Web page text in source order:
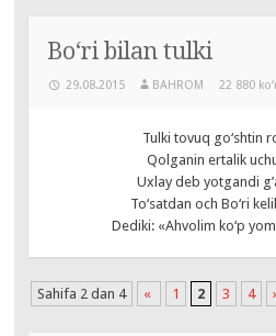
Bo‘ri bilan tulki
29.08.2015 BAHROM 22 880
Tulki tovuq go‘shtin
Qolganin ertalik
Uxlay deb yotgandi
To‘satdan och Bo‘ri
Dediki: «Ahvolim ko‘p
Sahifa 2 dan 4 « 1 2 3 4